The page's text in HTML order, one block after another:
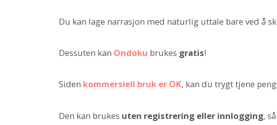
Du kan lage narrasjon med naturlig uttale bare ved å
Dessuten kan Ondoku brukes gratis!
Siden kommersiell bruk er OK, kan du trygt tjene
Den kan brukes uten registrering eller innlogging,